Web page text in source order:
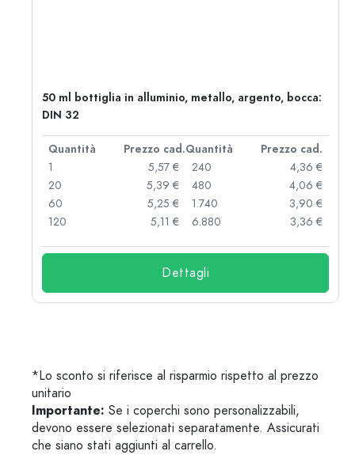
50 ml bottiglia in alluminio, metallo, argento, bocca:
DIN 32
Quantità Prezzo cad.Quantità
Prezzo cad.
1
5,57 €
20
5,39 €
60
5,25 €
120
5,11 €
240
4,36 €
480
4,06 €
1.740
3,90 €
6.880
3,36 €
Dettagli
*Lo sconto si riferisce al risparmio rispetto al prezzo
unitario
Importante: Se i coperchi sono personalizzabili,
devono essere selezionati separatamente. Assicurati
che siano stati aggiunti al carrello.